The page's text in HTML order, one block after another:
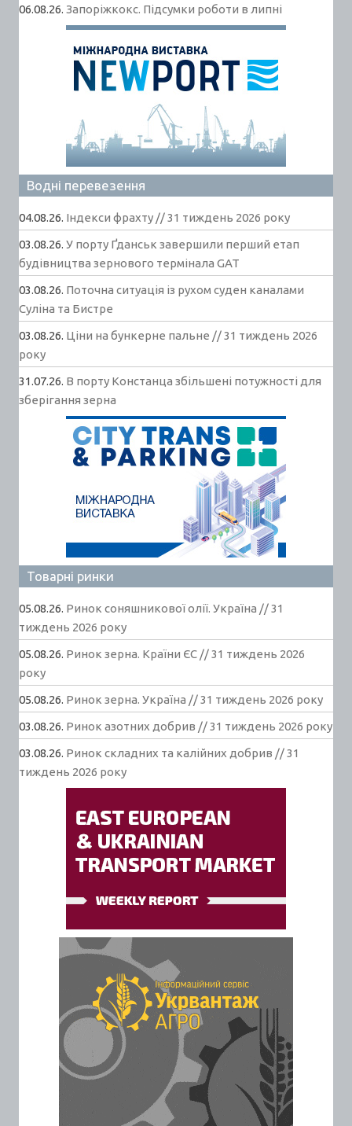
06.08.26. Запоріжкокс. Підсумки роботи в липні
Водні перевезення
04.08.26. Індекси фрахту // 31 тиждень 2026 року
03.08.26. У порту Ґданськ завершили перший етап
будівництва зернового термінала GAT
03.08.26. Поточна ситуація із рухом суден каналами
Суліна та Бистре
03.08.26. Ціни на бункерне пальне // 31 тиждень 2026
року
31.07.26. В порту Констанца збільшені потужності для
зберігання зерна
Товарні ринки
05.08.26. Ринок соняшникової олії. Україна // 31
тиждень 2026 року
05.08.26. Ринок зерна. Країни ЄС // 31 тиждень 2026
року
05.08.26. Ринок зерна. Україна // 31 тиждень 2026 року
03.08.26. Ринок азотних добрив // 31 тиждень 2026 року
03.08.26. Ринок складних та калійних добрив // 31
тиждень 2026 року